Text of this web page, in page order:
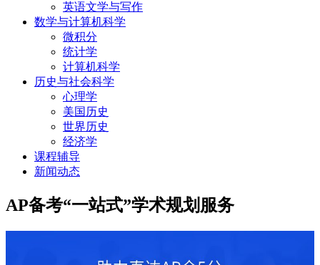
英语文学与写作
数学与计算机科学
微积分
统计学
计算机科学
历史与社会科学
心理学
美国历史
世界历史
经济学
课程辅导
新闻动态
AP备考“一站式”学术规划服务